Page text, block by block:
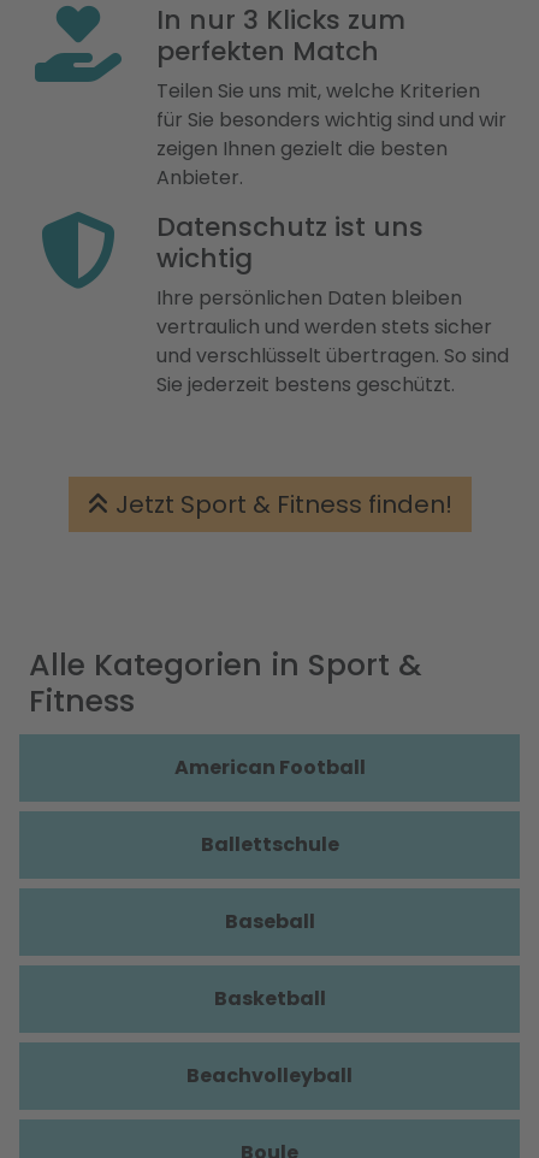
In nur 3 Klicks zum
perfekten Match
Teilen Sie uns mit, welche Kriterien
für Sie besonders wichtig sind und wir
zeigen Ihnen gezielt die besten
Anbieter.
Datenschutz ist uns
wichtig
Ihre persönlichen Daten bleiben
vertraulich und werden stets sicher
und verschlüsselt übertragen. So sind
Sie jederzeit bestens geschützt.
Jetzt Sport & Fitness finden!
Alle Kategorien in Sport &
Fitness
American Football
Ballettschule
Baseball
Basketball
Beachvolleyball